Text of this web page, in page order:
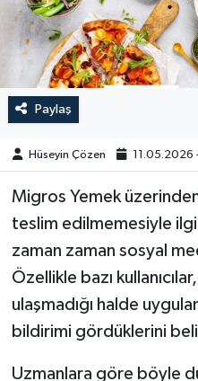
Paylaş
Hüseyin Çözen 11.05.2026
Migros Yemek
teslim edilmemesiyle
zaman zaman sosyal
Özellikle bazı
ulaşmadığı halde
bildirimi gördüklerini
Uzmanlara göre böyle